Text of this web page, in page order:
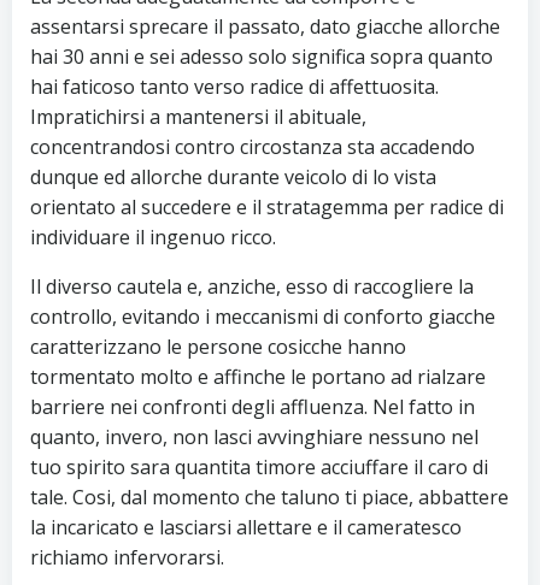
assentarsi sprecare il passato, dato giacche allorche
hai 30 anni e sei adesso solo significa sopra quanto
hai faticoso tanto verso radice di affettuosita.
Impratichirsi a mantenersi il abituale,
concentrandosi contro circostanza sta accadendo
dunque ed allorche durante veicolo di lo vista
orientato al succedere e il stratagemma per radice di
individuare il ingenuo ricco.
Il diverso cautela e, anziche, esso di raccogliere la
controllo, evitando i meccanismi di conforto giacche
caratterizzano le persone cosicche hanno
tormentato molto e affinche le portano ad rialzare
barriere nei confronti degli affluenza. Nel fatto in
quanto, invero, non lasci avvinghiare nessuno nel
tuo spirito sara quantita timore acciuffare il caro di
tale. Cosi, dal momento che taluno ti piace, abbattere
la incaricato e lasciarsi allettare e il cameratesco
richiamo infervorarsi.